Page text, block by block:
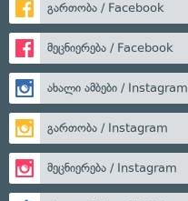
გართობა / Facebook
მეცნიერება / Facebook
ახალი ამბები / Instagram
გართობა / Instagram
მეცნიერება / Instagram